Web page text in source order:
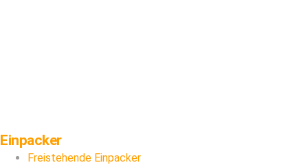
Einpacker
Freistehende Einpacker